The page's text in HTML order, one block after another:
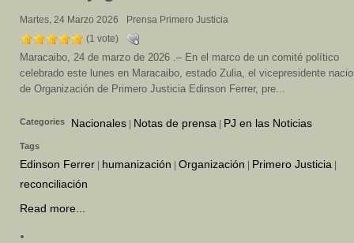
Martes, 24 Marzo 2026
Prensa Primero Justicia
(1 vote)
Maracaibo, 24 de marzo de 2026 .– En el marco de un comité político
celebrado este lunes en Maracaibo, estado Zulia, el vicepresidente
de Organización de Primero Justicia Edinson Ferrer, pre...
Categories Nacionales Notas de prensa PJ en las Noticias
Tags
Edinson Ferrer humanización Organización Primero Justicia
reconciliación
Read more...